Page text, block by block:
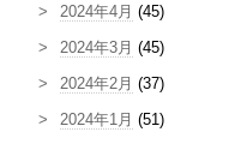
2024年4月 (45)
2024年3月 (45)
2024年2月 (37)
2024年1月 (51)